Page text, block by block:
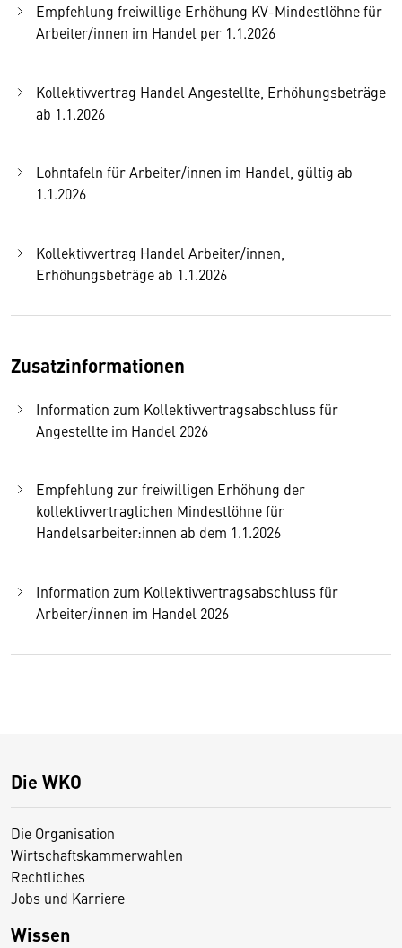
Empfehlung freiwillige Erhöhung KV-Mindestlöhne für
Arbeiter/innen im Handel per 1.1.2026
Kollektivvertrag Handel Angestellte, Erhöhungsbeträge
ab 1.1.2026
Lohntafeln für Arbeiter/innen im Handel, gültig ab
1.1.2026
Kollektivvertrag Handel Arbeiter/innen,
Erhöhungsbeträge ab 1.1.2026
Zusatzinformationen
Information zum Kollektivvertragsabschluss für
Angestellte im Handel 2026
Empfehlung zur freiwilligen Erhöhung der
kollektivvertraglichen Mindestlöhne für
Handelsarbeiter:innen ab dem 1.1.2026
Information zum Kollektivvertragsabschluss für
Arbeiter/innen im Handel 2026
Die WKO
Die Organisation
Wirtschaftskammerwahlen
Rechtliches
Jobs und Karriere
Wissen